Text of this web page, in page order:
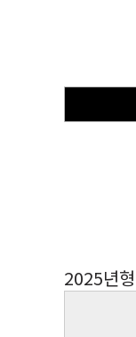
2025년형